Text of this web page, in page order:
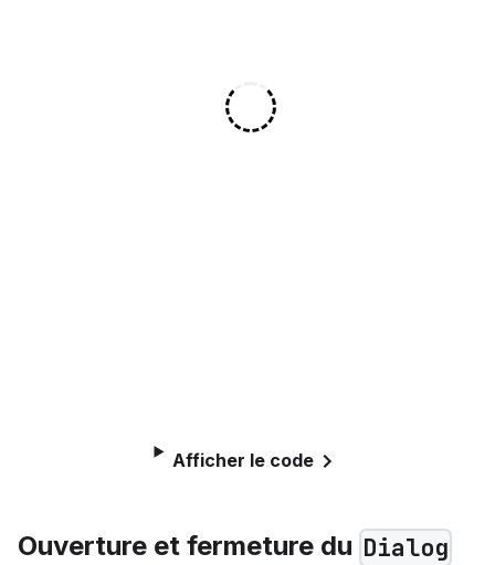
Afficher le code
Ouverture et fermeture du Dialog